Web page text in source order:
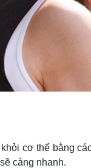
cơ thể bằng
càng nhanh.